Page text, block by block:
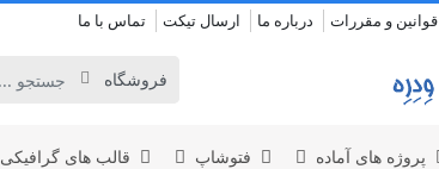
قوانین و مقررات درباره ما ارسال تیکت تماس با ما
پروژه های آماده فتوشاپ قالب های گرافیکی